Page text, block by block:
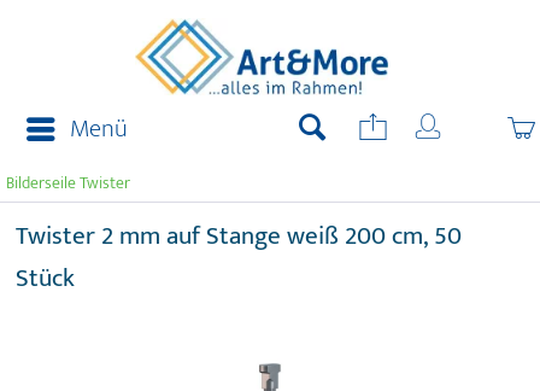
Menü
Bilderseile Twister
Twister 2 mm auf Stange weiß 200 cm, 50
Stück